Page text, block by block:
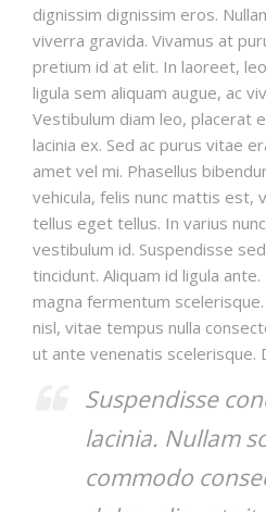
dignissim dignissim eros.
viverra gravida. Vivamus at
pretium id at elit. In laoreet,
ligula sem aliquam augue, ac
Vestibulum diam leo, placerat
lacinia ex. Sed ac purus vitae
amet vel mi. Phasellus
vehicula, felis nunc mattis est,
tellus eget tellus. In varius
vestibulum id. Suspendisse
tincidunt. Aliquam id ligula
magna fermentum
nisl, vitae tempus nulla
ut ante venenatis scelerisque.
Suspendisse
lacinia. Nullam
commodo